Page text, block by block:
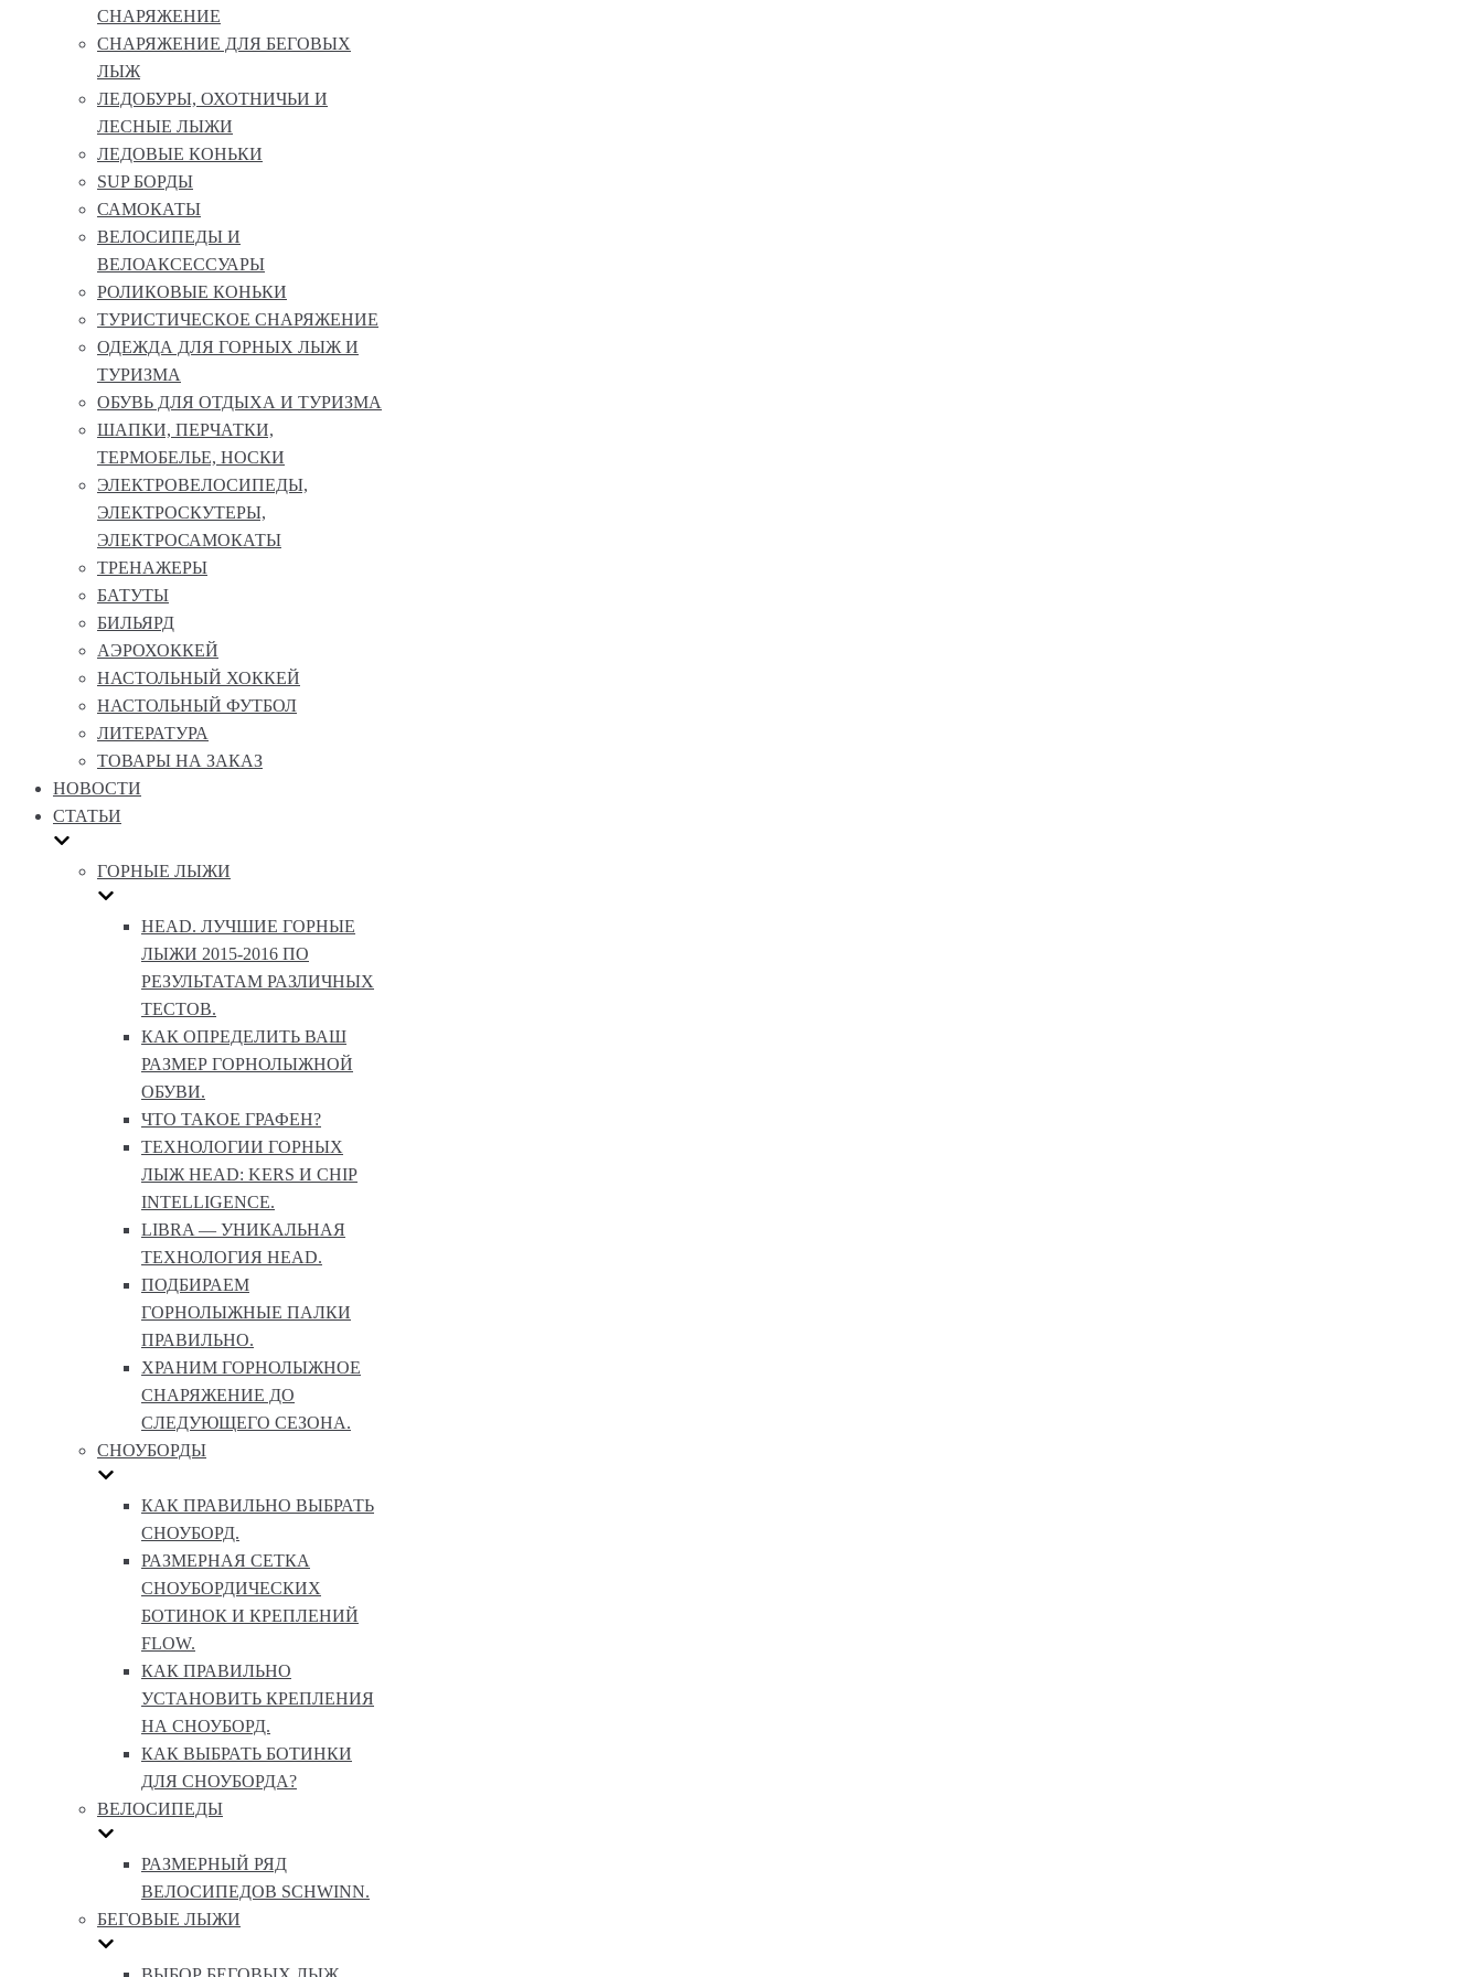
СНАРЯЖЕНИЕ
СНАРЯЖЕНИЕ ДЛЯ БЕГОВЫХ
ЛЫЖ
ЛЕДОБУРЫ, ОХОТНИЧЬИ И
ЛЕСНЫЕ ЛЫЖИ
ЛЕДОВЫЕ КОНЬКИ
SUP БОРДЫ
САМОКАТЫ
ВЕЛОСИПЕДЫ И
ВЕЛОАКСЕССУАРЫ
РОЛИКОВЫЕ КОНЬКИ
ТУРИСТИЧЕСКОЕ СНАРЯЖЕНИЕ
ОДЕЖДА ДЛЯ ГОРНЫХ ЛЫЖ И
ТУРИЗМА
ОБУВЬ ДЛЯ ОТДЫХА И ТУРИЗМА
ШАПКИ, ПЕРЧАТКИ,
ТЕРМОБЕЛЬЕ, НОСКИ
ЭЛЕКТРОВЕЛОСИПЕДЫ,
ЭЛЕКТРОСКУТЕРЫ,
ЭЛЕКТРОСАМОКАТЫ
ТРЕНАЖЕРЫ
БАТУТЫ
БИЛЬЯРД
АЭРОХОККЕЙ
НАСТОЛЬНЫЙ ХОККЕЙ
НАСТОЛЬНЫЙ ФУТБОЛ
ЛИТЕРАТУРА
ТОВАРЫ НА ЗАКАЗ
НОВОСТИ
СТАТЬИ
ГОРНЫЕ ЛЫЖИ
HEAD. ЛУЧШИЕ ГОРНЫЕ
ЛЫЖИ 2015-2016 ПО
РЕЗУЛЬТАТАМ РАЗЛИЧНЫХ
ТЕСТОВ.
КАК ОПРЕДЕЛИТЬ ВАШ
РАЗМЕР ГОРНОЛЫЖНОЙ
ОБУВИ.
ЧТО ТАКОЕ ГРАФЕН?
ТЕХНОЛОГИИ ГОРНЫХ
ЛЫЖ HEAD: KERS И CHIP
INTELLIGENCE.
LIBRA — УНИКАЛЬНАЯ
ТЕХНОЛОГИЯ HEAD.
ПОДБИРАЕМ
ГОРНОЛЫЖНЫЕ ПАЛКИ
ПРАВИЛЬНО.
ХРАНИМ ГОРНОЛЫЖНОЕ
СНАРЯЖЕНИЕ ДО
СЛЕДУЮЩЕГО СЕЗОНА.
СНОУБОРДЫ
КАК ПРАВИЛЬНО ВЫБРАТЬ
СНОУБОРД.
РАЗМЕРНАЯ СЕТКА
СНОУБОРДИЧЕСКИХ
БОТИНОК И КРЕПЛЕНИЙ
FLOW.
КАК ПРАВИЛЬНО
УСТАНОВИТЬ КРЕПЛЕНИЯ
НА СНОУБОРД.
КАК ВЫБРАТЬ БОТИНКИ
ДЛЯ СНОУБОРДА?
ВЕЛОСИПЕДЫ
РАЗМЕРНЫЙ РЯД
ВЕЛОСИПЕДОВ SCHWINN.
БЕГОВЫЕ ЛЫЖИ